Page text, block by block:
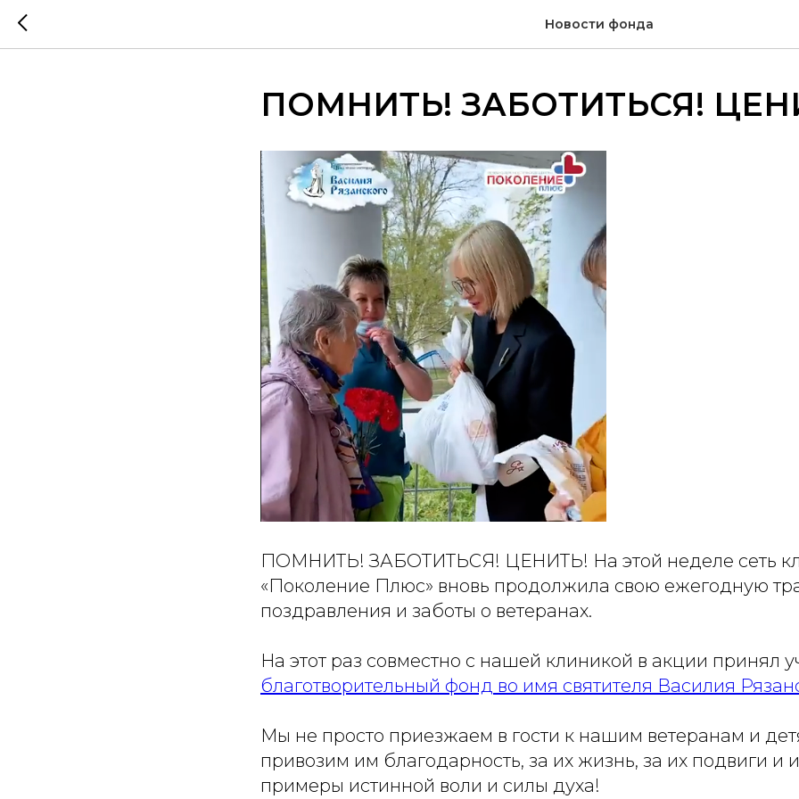
Новости фонда
ПОМНИТЬ! ЗАБОТИТЬСЯ!
ПОМНИТЬ! ЗАБОТИТЬСЯ! ЦЕНИТЬ! На этой неделе сеть
«Поколение Плюс» вновь продолжила свою ежегодную
поздравления и заботы о ветеранах.
На этот раз совместно с нашей клиникой в акции принял
благотворительный фонд во имя святителя Василия
Мы не просто приезжаем в гости к нашим ветеранам и
привозим им благодарность, за их жизнь, за их подвиги и
примеры истинной воли и силы духа!